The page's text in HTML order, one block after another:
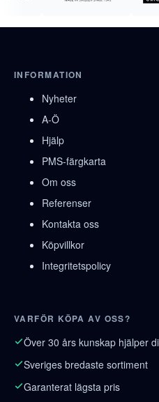
INFORMATION
Nyheter
A-Ö
Hjälp
PMS-färgkarta
Om oss
Referenser
Kontakta oss
Köpvillkor
Integritetspolicy
VARFÖR KÖPA AV OSS?
Över 30 års kunskap hjälper
Sveriges bredaste sortiment
Garanterat lägsta pris